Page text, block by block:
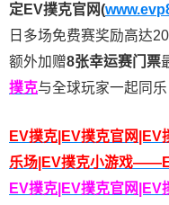
定EV撲克官网(
日多场免费赛奖励高达
额外加赠8张幸运赛门票
撲克与全球玩家一起同乐
EV撲克|EV撲克官网|EV
乐场|EV撲克小游戏
EV撲克|EV撲克官网|EV